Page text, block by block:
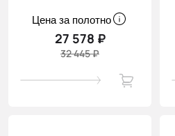
Цена за полотно
27 578 ₽
32 445 ₽